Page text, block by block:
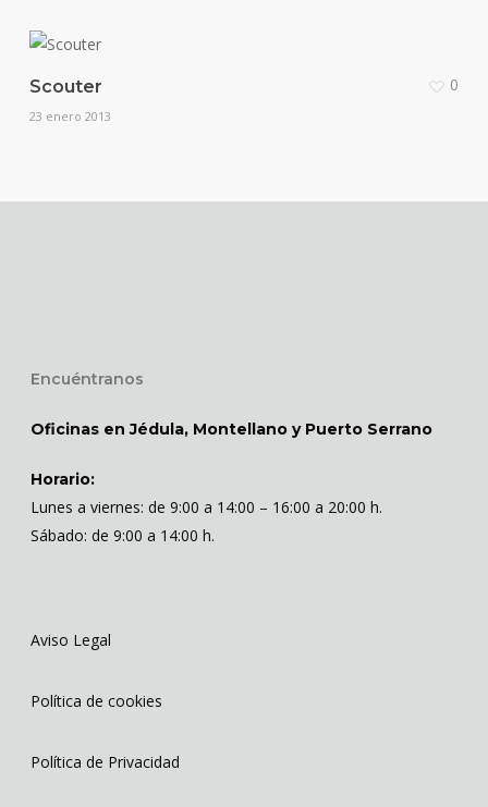
Scouter
23 enero 2013
0
Encuéntranos
Oficinas en Jédula, Montellano y Puerto Serrano
Horario:
Lunes a viernes: de 9:00 a 14:00 – 16:00 a 20:00 h.
Sábado: de 9:00 a 14:00 h.
Aviso Legal
Política de cookies
Política de Privacidad